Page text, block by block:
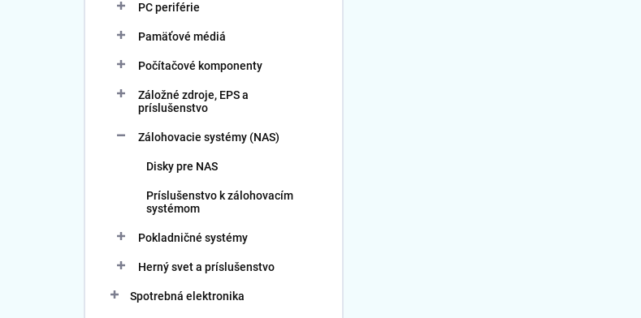
PC periférie
Pamäťové médiá
Počítačové komponenty
Záložné zdroje, EPS a
príslušenstvo
Zálohovacie systémy (NAS)
Disky pre NAS
Príslušenstvo k zálohovacím
systémom
Pokladničné systémy
Herný svet a príslušenstvo
Spotrebná elektronika